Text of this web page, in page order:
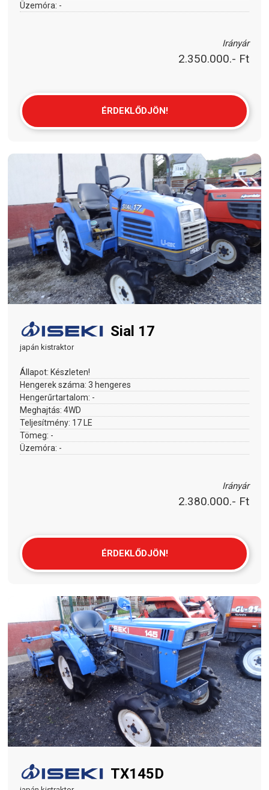
Üzemóra: -
Irányár
2.350.000.- Ft
ÉRDEKLŐDJÖN!
Sial 17
japán kistraktor
Állapot: Készleten!
Hengerek száma:3 hengeres
Hengerűrtartalom: -
Meghajtás:4WD
Teljesítmény: 17 LE
Tömeg: -
Üzemóra: -
Irányár
2.380.000.- Ft
ÉRDEKLŐDJÖN!
TX145D